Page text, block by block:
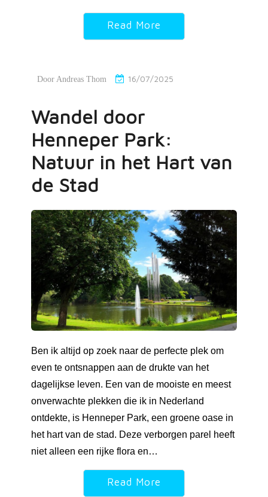
Read More
Door Andreas Thom 16/07/2025
Wandel door
Henneper Park:
Natuur in het Hart van
de Stad
Ben ik altijd op zoek naar de perfecte plek om
even te ontsnappen aan de drukte van het
dagelijkse leven. Een van de mooiste en meest
onverwachte plekken die ik in Nederland
ontdekte, is Henneper Park, een groene oase in
het hart van de stad. Deze verborgen parel heeft
niet alleen een rijke flora en…
Read More